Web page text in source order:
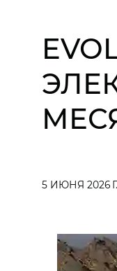
5 ИЮНЯ 2026 Г.